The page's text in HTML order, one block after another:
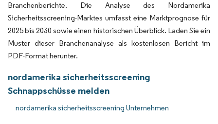
Branchenberichte. Die Analyse des Nordamerika
Sicherheitsscreening-Marktes umfasst eine Marktprognose für
2025 bis 2030 sowie einen historischen Überblick. Laden Sie ein
Muster dieser Branchenanalyse als kostenlosen Bericht im
PDF-Format herunter.
nordamerika sicherheitsscreening
Schnappschüsse melden
nordamerika sicherheitsscreening Unternehmen